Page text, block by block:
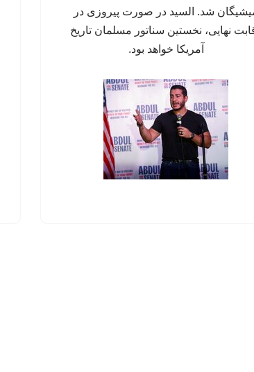
شد. السید در صورت پیروزی در
نهایی، نخستین سناتور مسلمان تاریخ
آمریکا خواهد بود.